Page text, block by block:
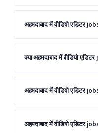
अहमदाबाद में वीडियो एडिटर
क्या अहमदाबाद में वीडियो
अहमदाबाद में वीडियो एडिटर
अहमदाबाद में वीडियो एडिटर